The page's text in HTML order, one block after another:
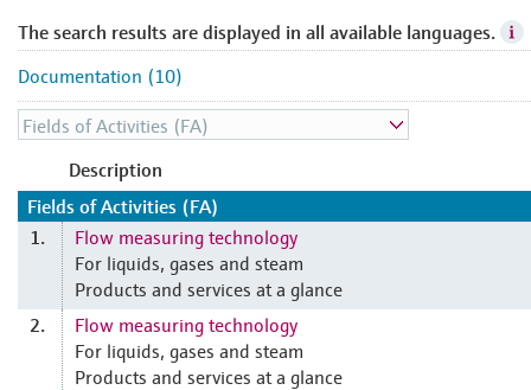
The search results are displayed in all available languages.
Documentation (10)
Description
Fields of Activities (FA)
1.
Flow measuring technology
For liquids, gases and steam
Products and services at a glance
2.
Flow measuring technology
For liquids, gases and steam
Products and services at a glance